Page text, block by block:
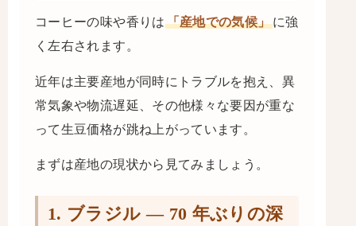
コーヒーの味や香りは 「産地での気候」に強
く左右されます。
近年は主要産地が同時にトラブルを抱え、異
常気象や物流遅延、その他様々な要因が重な
って生豆価格が跳ね上がっています。
まずは産地の現状から見てみましょう。
1. ブラジル ― 70 年ぶりの深